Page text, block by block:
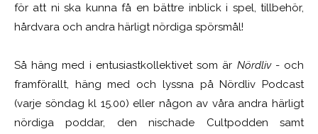
för att ni ska kunna få en bättre inblick i spel, tillbehör,
hårdvara och andra härligt nördiga spörsmål!
Så häng med i entusiastkollektivet som är Nördliv- och
framförallt, häng med och lyssna på Nördliv Podcast
(varje söndag kl 15.00) eller någon av våra andra härligt
nördiga poddar, den nischade Cultpodden samt